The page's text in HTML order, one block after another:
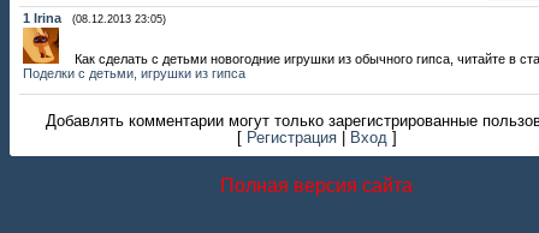
1 Irina (08.12.2013 23:05)
Как сделать с детьми новогодние игрушки из обычного гипса, читайте в
Поделки с детьми, игрушки из гипса
Добавлять комментарии могут только зарегистрированные
Регистрация Вход
Полная версия сайта